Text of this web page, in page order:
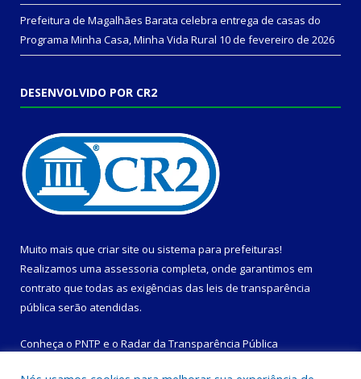
Prefeitura de Magalhães Barata celebra entrega de casas do
Programa Minha Casa, Minha Vida Rural 10 de fevereiro de 2026
DESENVOLVIDO POR CR2
Muito mais que criar site ou sistema para prefeituras!
Realizamos uma assessoria completa, onde garantimos em
contrato que todas as exigências das leis de transparência
pública serão atendidas.
Conheça o PNTP e o Radar da Transparência Pública